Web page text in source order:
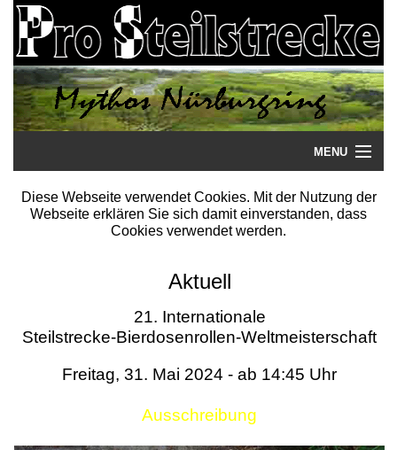
MENU
Startseite
Literatur
Termine
Diese Webseite verwendet Cookies. Mit der Nutzung der
Webseite erklären Sie sich damit einverstanden, dass
Cookies verwendet werden.
Aktuell
21. Internationale
Steilstrecke-Bierdosenrollen-Weltmeisterschaft
Freitag, 31. Mai 2024 - ab 14:45 Uhr
Ausschreibung